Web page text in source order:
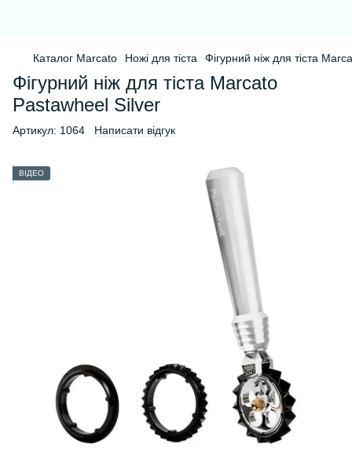
Каталог Marcato Ножі для тіста Фігурний ніж для тіста
Фігурний ніж для тіста Marcato
Pastawheel Silver
Артикул: 1064 Написати відгук
ВІДЕО